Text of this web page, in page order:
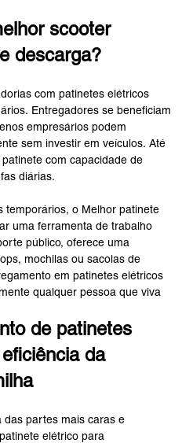
scooter
descarga?
com patinetes elétricos
Entregadores se beneficiam
empresários podem
sem investir em veículos. Até
com capacidade de
diárias.
temporários, o Melhor patinete
uma ferramenta de trabalho
público, oferece uma
mochilas ou sacolas de
em patinetes elétricos
qualquer pessoa que viva
de patinetes
da
das partes mais caras e
elétrico para